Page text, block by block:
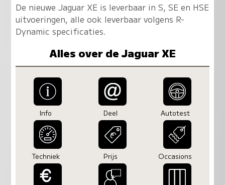
De nieuwe Jaguar XE is leverbaar in S, SE en HSE
uitvoeringen, alle ook leverbaar volgens R-
Dynamic specificaties.
Alles over de Jaguar XE
Info Deel Autotest
Techniek Prijs Occasions